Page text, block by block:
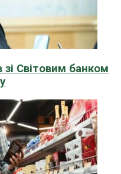
Світовим банком